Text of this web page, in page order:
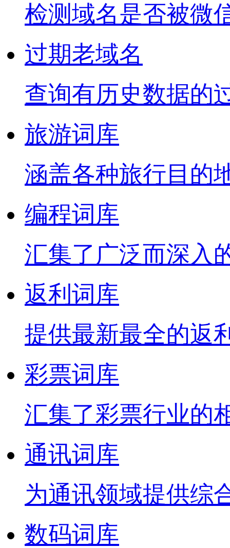
检测域名是否被微
过期老域名
查询有历史数据的
旅游词库
涵盖各种旅行目的
编程词库
汇集了广泛而深入
返利词库
提供最新最全的返
彩票词库
汇集了彩票行业的
通讯词库
为通讯领域提供综
数码词库